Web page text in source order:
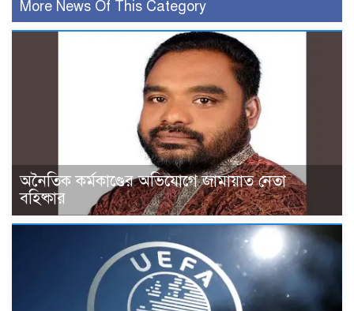
More News Of This Category
অনৈতিক কর্মকাণ্ডের অভিযোগে জামায়াত নেতা
বহিষ্কার